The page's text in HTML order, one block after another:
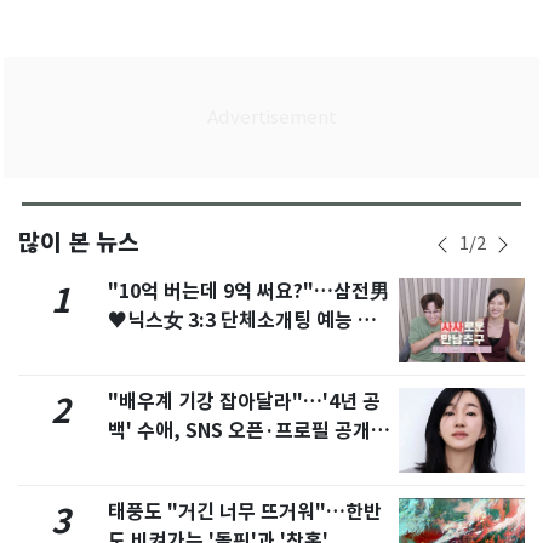
많이 본 뉴스 1/2
1
"10억 버는데 9억 써요?"…삼전男
♥닉스女 3:3 단체소개팅 예능 화
2
"배우계 기강 잡아달라"…'4년 공
백' 수애, SNS 오픈·프로필 공개
3
태풍도 "거긴 너무 뜨거워"…한반